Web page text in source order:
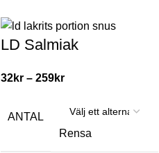
LD Salmiak
32kr – 259kr
ANTAL
Rensa